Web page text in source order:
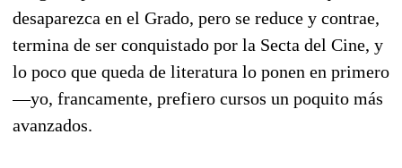
desaparezca en el Grado, pero se reduce y contrae,
termina de ser conquistado por la Secta del Cine, y
lo poco que queda de literatura lo ponen en primero
—yo, francamente, prefiero cursos un poquito más
avanzados.